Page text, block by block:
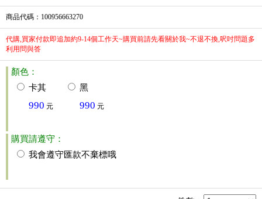
商品代碼 ：100956663270
代購,買家付款即追加約9-14個工作天~購買前請先看關於我~不退不換,呎吋問題多
利用問與答
顏色：
卡其
990 元
黑
990 元
購買請遵守：
我會遵守匯款不棄標哦